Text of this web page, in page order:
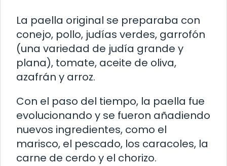
La paella original se preparaba con
conejo, pollo, judías verdes, garrofón
(una variedad de judía grande y
plana), tomate, aceite de oliva,
azafrán y arroz.
Con el paso del tiempo, la paella fue
evolucionando y se fueron añadiendo
nuevos ingredientes, como el
marisco, el pescado, los caracoles, la
carne de cerdo y el chorizo.